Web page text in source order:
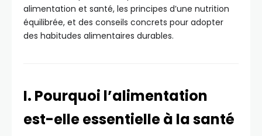
alimentation et santé, les principes d’une nutrition
équilibrée, et des conseils concrets pour adopter
des habitudes alimentaires durables.
I. Pourquoi l’alimentation
est-elle essentielle à la santé